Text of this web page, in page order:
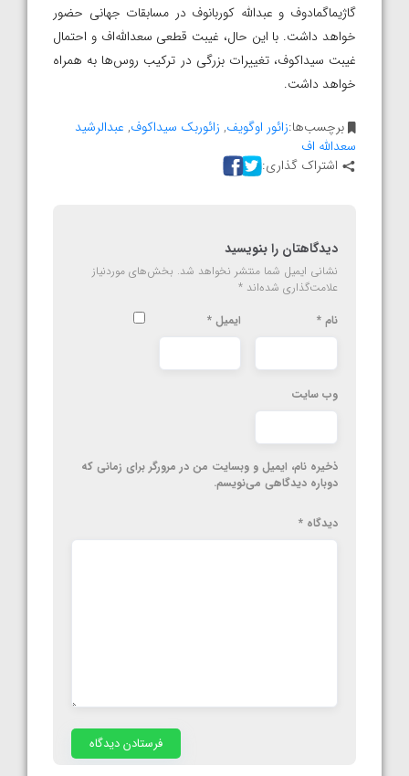
گاژیماگمادوف و عبدالله کوربانوف در مسابقات جهانی حضور
خواهد داشت. با این حال، غیبت قطعی سعدالله‌اف و احتمال
غیبت سیداکوف، تغییرات بزرگی در ترکیب روس‌ها به همراه
خواهد داشت.
برچسب‌ها:زائور اوگویف, زائوربک سیداکوف, عبدالرشید
سعدالله اف
اشتراک گذاری:
دیدگاهتان را بنویسید
نشانی ایمیل شما منتشر نخواهد شد. بخش‌های موردنیاز
علامت‌گذاری شده‌اند *
نام * ایمیل *
وب‌ سایت
ذخیره نام، ایمیل و وبسایت من در مرورگر برای زمانی که
دوباره دیدگاهی می‌نویسم.
دیدگاه *